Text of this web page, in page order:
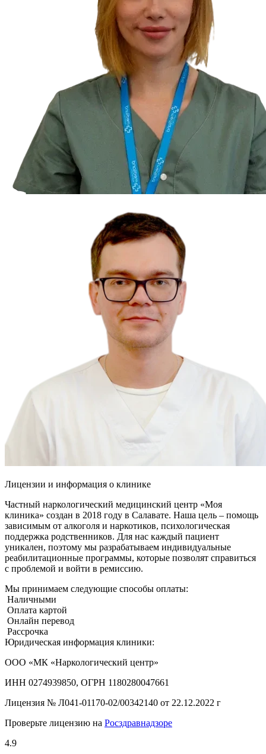
Лицензии и информация о клинике
Частный наркологический медицинский центр «Моя
клиника» создан в 2018 году в Салавате. Наша цель – помощь
зависимым от алкоголя и наркотиков, психологическая
поддержка родственников. Для нас каждый пациент
уникален, поэтому мы разрабатываем индивидуальные
реабилитационные программы, которые позволят справиться
с проблемой и войти в ремиссию.
Мы принимаем следующие способы оплаты:
Наличными
Оплата картой
Онлайн перевод
Рассрочка
Юридическая информация клиники:
ООО «МК «Наркологический центр»
ИНН 0274939850, ОГРН 1180280047661
Лицензия № Л041-01170-02/00342140 от 22.12.2022 г
Проверьте лицензию на Росздравнадзоре
4.9